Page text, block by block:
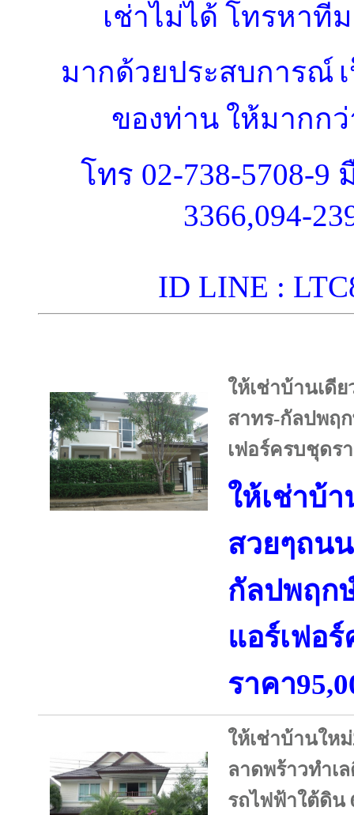
เช่าไม่ได้ โทรหาที
มากด้วยประสบการณ์
ของท่าน ให้มากก
โทร 02-738-5708-9
3366,094-
ID LINE :
ให้เช่าบ้านเดี
สาทร-กัลปพฤ
เฟอร์ครบชุดร
ให้เช่าบ้
สวยๆถน
กัลปพฤก
แอร์เฟอ
ราคา
ให้เช่าบ้านให
ลาดพร้าวทำเ
รถไฟฟ้าใต้ดิน